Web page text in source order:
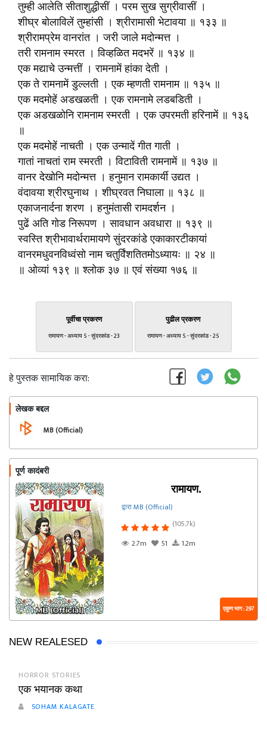
तुम्ही आलेति सीताशुद्धीसीं । परम सुख सुग्रीवासीं ।
शीघ्र बोलाविलें तुम्हांसी । श्रीरामासी भेटावया ॥ १३३ ॥
श्रीरामप्रेम वानरांत । जरी जाले मदोन्मत्त ।
तरी रामनाम स्मरत । विव्हळित मदभरें ॥ १३४ ॥
एक मद्याचे उन्मत्तीं । रामनामें हांका देती ।
एक ते रामनामें डुल्लती । एक म्हणती रामनाम ॥ १३५ ॥
एक मदमोहें अडखळती । एक रामनामे लडबडिती ।
एक अडखळोनि रामनाम स्मरती । एक उपरमती हरिनामें ॥ १३६
॥
एक मदमोहें नाचती । एक उन्मादें गीत गाती ।
गातां नाचतां राम स्मरती । विटाविती रामनामें ॥ १३७ ॥
वानर देखोनि मदोन्मत्त । हनुमान रामकार्यी उद्यत ।
वंदावया श्रीरघुनाथ । शीघ्रवत निघाला ॥ १३८ ॥
एकाजनार्दना शरण । हनुमंतासी रामदर्शन ।
पुढें अति गोड निरूपण । सावधान अवधारा ॥ १३९ ॥
स्वस्ति श्रीभावार्थरामायणे सुंदरकांडे एकाकारटीकायां
वानरमधुवनविध्वंसो नाम चतुर्विंशतितमोऽध्यायः ॥ २४ ॥
॥ ओव्यां १३९ ॥ श्लोक ३७ ॥ एवं संख्या १७६ ॥
पूर्वीचा प्रकरण
रामायण - अध्याय 5 - सुंदरकांड - 23
पुढील प्रकरण
रामायण - अध्याय 5 - सुंदरकांड - 25
हे पुस्तक सामायिक करा:
लेखक बद्दल
MB (Official)
पूर्ण कादंबरी
रामायण.
द्वारा MB (Official)
(105.7k)
2.7m
51 1.2m
एकूण भाग : 297
NEW REALESED
HORROR STORIES
एक भयानक कथा
SOHAM KALAGATE